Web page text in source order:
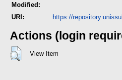
Modified:
URI: https://
Actions (login
View Item